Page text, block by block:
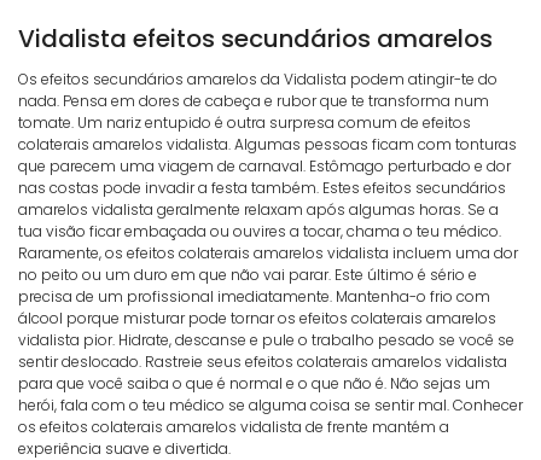
Vidalista efeitos secundários amarelos
Os efeitos secundários amarelos da Vidalista podem atingir-te do
nada. Pensa em dores de cabeça e rubor que te transforma num
tomate. Um nariz entupido é outra surpresa comum de efeitos
colaterais amarelos vidalista. Algumas pessoas ficam com tonturas
que parecem uma viagem de carnaval. Estômago perturbado e dor
nas costas pode invadir a festa também. Estes efeitos secundários
amarelos vidalista geralmente relaxam após algumas horas. Se a
tua visão ficar embaçada ou ouvires a tocar, chama o teu médico.
Raramente, os efeitos colaterais amarelos vidalista incluem uma dor
no peito ou um duro em que não vai parar. Este último é sério e
precisa de um profissional imediatamente. Mantenha-o frio com
álcool porque misturar pode tornar os efeitos colaterais amarelos
vidalista pior. Hidrate, descanse e pule o trabalho pesado se você se
sentir deslocado. Rastreie seus efeitos colaterais amarelos vidalista
para que você saiba o que é normal e o que não é. Não sejas um
herói, fala com o teu médico se alguma coisa se sentir mal. Conhecer
os efeitos colaterais amarelos vidalista de frente mantém a
experiência suave e divertida.